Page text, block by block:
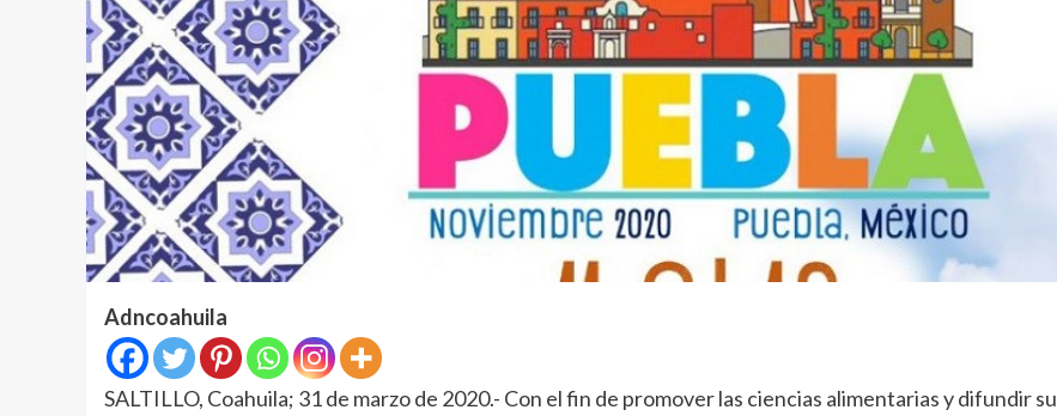
Adncoahuila
SALTILLO, Coahuila; 31 de marzo de 2020.- Con el fin de promover las ciencias alimentarias y difundir su